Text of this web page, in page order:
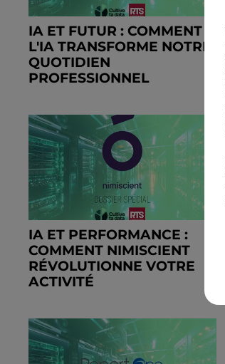
IA ET FUTUR : COMMENT
L'IA TRANSFORME NOTRE
QUOTIDIEN
PROFESSIONNEL
IA ET PERFORMANCE :
COMMENT NIMISCIENT
RÉVOLUTIONNE VOTRE
ACTIVITÉ